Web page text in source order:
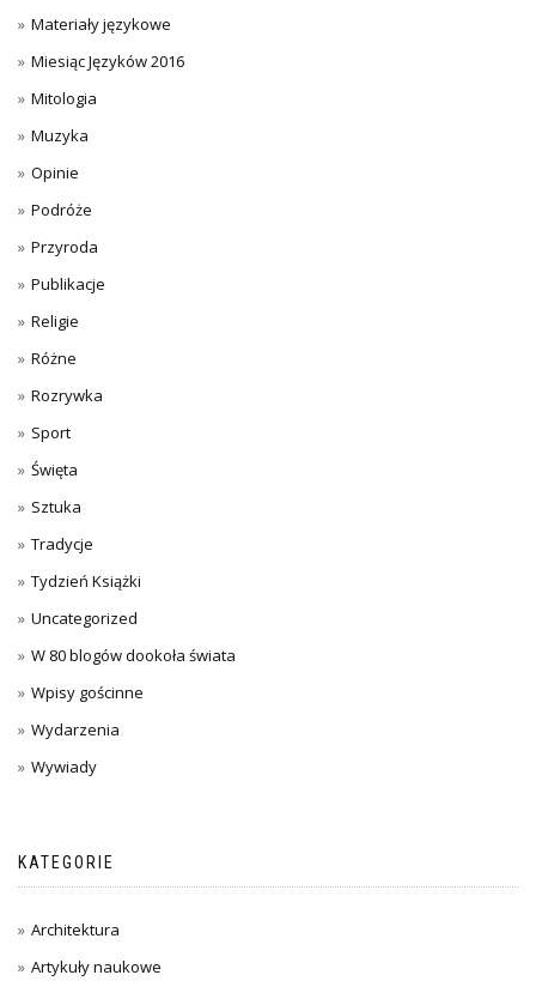
Materiały językowe
Miesiąc Języków 2016
Mitologia
Muzyka
Opinie
Podróże
Przyroda
Publikacje
Religie
Różne
Rozrywka
Sport
Święta
Sztuka
Tradycje
Tydzień Książki
Uncategorized
W 80 blogów dookoła świata
Wpisy gościnne
Wydarzenia
Wywiady
KATEGORIE
Architektura
Artykuły naukowe